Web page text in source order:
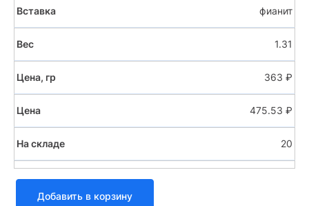
фианит
1.31
363 ₽
475.53 ₽
20
Добавить в корзину